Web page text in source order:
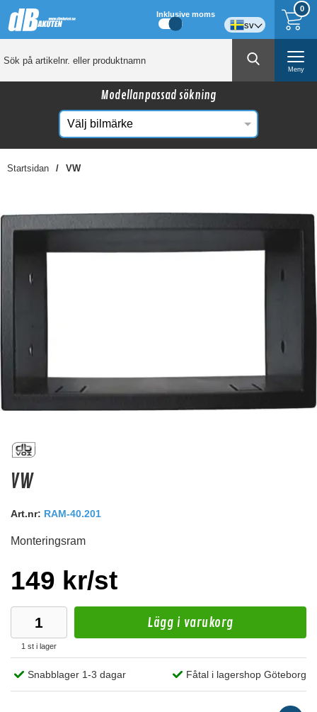
0
Inklusive moms
sv
Meny
Modellanpassad sökning
Startsidan VW
Kanske någon av dessa produkter kan intressera
Urtagningsnyckel CT22AU01
Nyckel för att ta ur stereon
Snabblager 1-3 dagar
VW
Art.nr: RAM-40.201
Monteringsram
149 kr/st
1 st i lager
Lägg i varukorg
Snabblager 1-3 dagar Fåtal i lagershop Göteborg